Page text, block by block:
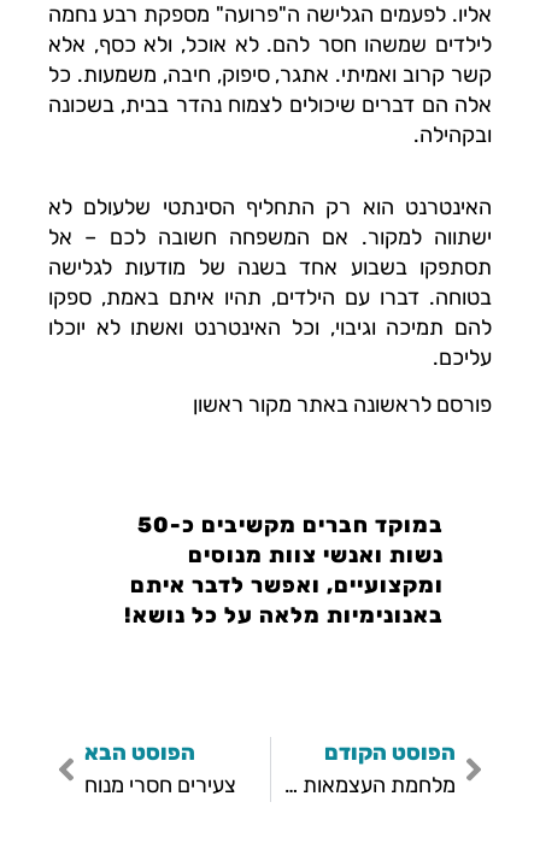
אליו. לפעמים הגלישה ה"פרועה" מספקת רבע נחמה
לילדים שמשהו חסר להם. לא אוכל, ולא כסף, אלא
קשר קרוב ואמיתי. אתגר, סיפוק, חיבה, משמעות. כל
אלה הם דברים שיכולים לצמוח נהדר בבית, בשכונה
ובקהילה.
האינטרנט הוא רק התחליף הסינתטי שלעולם לא
ישתווה למקור. אם המשפחה חשובה לכם – אל
תסתפקו בשבוע אחד בשנה של מודעות לגלישה
בטוחה. דברו עם הילדים, תהיו איתם באמת, ספקו
להם תמיכה וגיבוי, וכל האינטרנט ואשתו לא יוכלו
עליכם.
פורסם לראשונה באתר מקור ראשון
במוקד חברים מקשיבים כ-50
נשות ואנשי צוות מנוסים
ומקצועיים, ואפשר לדבר איתם
באנונימיות מלאה על כל נושא!
הפוסט הקודם
מלחמת העצמאות של הנוער הישראלי
הפוסט הבא
צעירים חסרי מנוח